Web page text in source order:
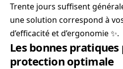
Trente jours suffisent
une solution correspond à
d’efficacité et d’ergonomie ✨.
Les bonnes
protection optimale